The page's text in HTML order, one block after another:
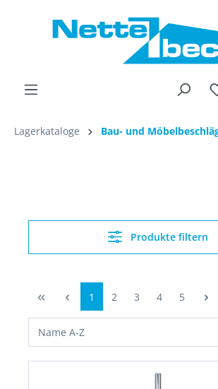
Lagerkataloge Bau- und
Produkte filtern
1 2 3 4 5